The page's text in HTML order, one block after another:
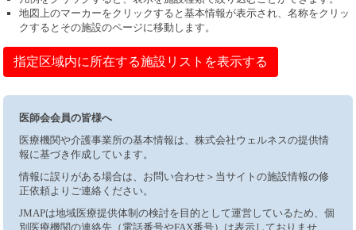
地図上のマーカーをクリックすると基本情報が表示され、名称をクリッ
クするとその施設のページに移動します。
指定区域内に所在する施設リストを表示する
医師会会員の皆様へ
医療機関や介護事業所の基本情報は、株式会社ウェルネスの提供情
報に基づき作成しています。
情報に誤りがある場合は、お問い合わせ＞当サイトの施設情報の修
正依頼よりご連絡ください。
JMAPは地域医療提供体制の検討を目的として運営しているため、個
別医療機関の連絡先（電話番号やFAX番号）は表示しておりませ